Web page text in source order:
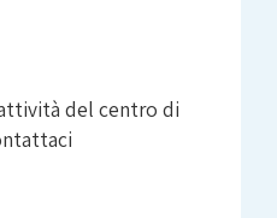
del centro di